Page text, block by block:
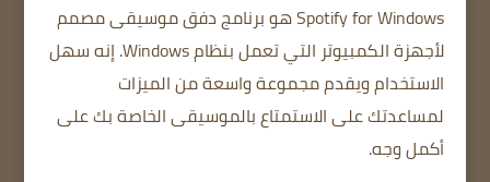
Spotify for Windows هو برنامج دفق موسيقى مصمم
لأجهزة الكمبيوتر التي تعمل بنظام Windows.
إنه سهل
الاستخدام ويقدم مجموعة واسعة من الميزات
لمساعدتك على الاستمتاع بالموسيقى الخاصة بك على
أكمل وجه.